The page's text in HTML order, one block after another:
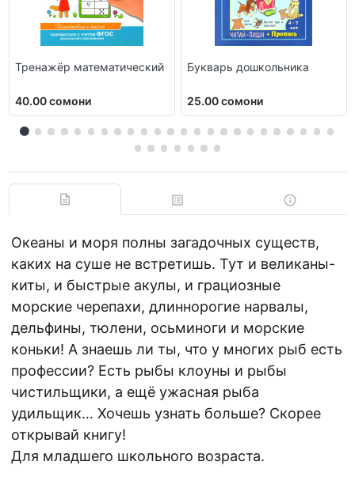
Тренажёр математический
40.00 сомони
Букварь дошкольника
25.00 сомони
Океаны и моря полны загадочных существ,
каких на суше не встретишь. Тут и великаны-
киты, и быстрые акулы, и грациозные
морские черепахи, длиннорогие нарвалы,
дельфины, тюлени, осьминоги и морские
коньки! А знаешь ли ты, что у многих рыб есть
профессии? Есть рыбы клоуны и рыбы
чистильщики, а ещё ужасная рыба
удильщик… Хочешь узнать больше? Скорее
открывай книгу!
Для младшего школьного возраста.